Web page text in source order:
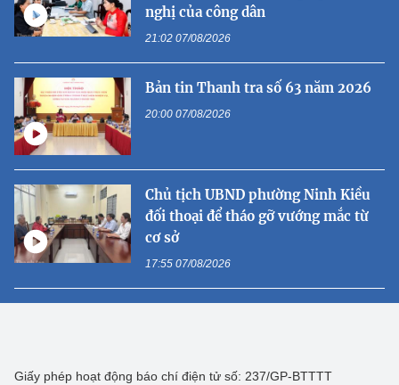
nghị của công dân
21:02 07/08/2026
Bản tin Thanh tra số 63 năm 2026
20:00 07/08/2026
Chủ tịch UBND phường Ninh Kiều
đối thoại để tháo gỡ vướng mắc từ
cơ sở
17:55 07/08/2026
Giấy phép hoạt động báo chí điện tử số: 237/GP-BTTTT